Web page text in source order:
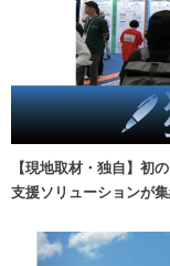
【現地取材・独自】初
支援ソリューションが